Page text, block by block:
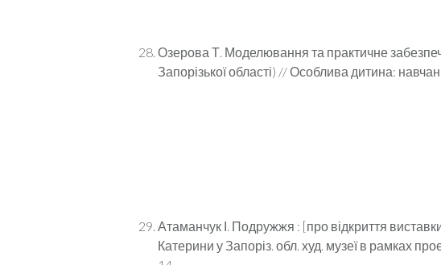
Озерова Т. Моделювання та практичне
Запорізької області) // Особлива дитина:
Атаманчук І. Подружжя : [про відкриття
Катерини у Запоріз. обл. худ. музеї в рамках